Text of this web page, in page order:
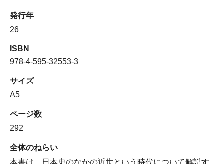
発行年
26
ISBN
978-4-595-32553-3
サイズ
A5
ページ数
292
全体のねらい
本書は、日本史のなかの近世という時代について解説す